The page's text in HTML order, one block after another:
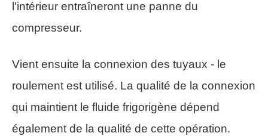
l'intérieur entraîneront une panne du
compresseur.
Vient ensuite la connexion des tuyaux - le
roulement est utilisé. La qualité de la connexion
qui maintient le fluide frigorigène dépend
également de la qualité de cette opération.